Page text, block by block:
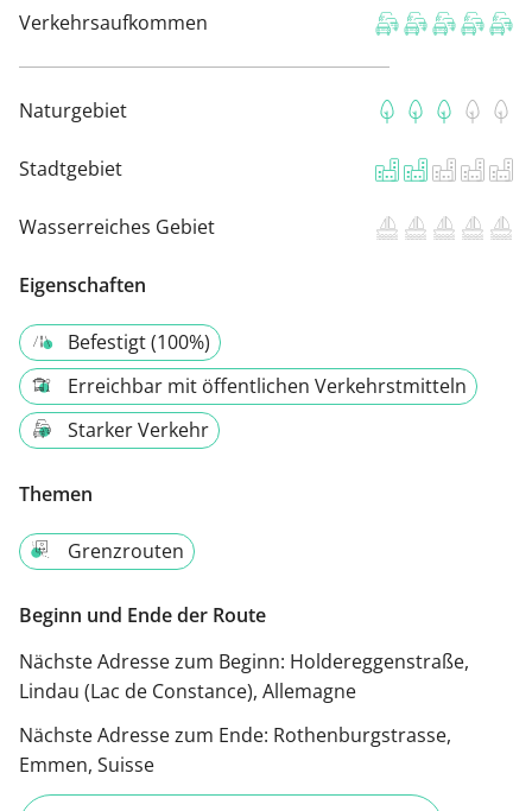
Verkehrsaufkommen
Naturgebiet
Stadtgebiet
Wasserreiches Gebiet
Eigenschaften
Befestigt (100%)
Erreichbar mit öffentlichen Verkehrstmitteln
Starker Verkehr
Themen
Grenzrouten
Beginn und Ende der Route
Nächste Adresse zum Beginn: Holdereggenstraße,
Lindau (Lac de Constance), Allemagne
Nächste Adresse zum Ende: Rothenburgstrasse,
Emmen, Suisse